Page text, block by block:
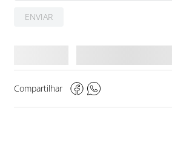
ENVIAR
Compartilhar